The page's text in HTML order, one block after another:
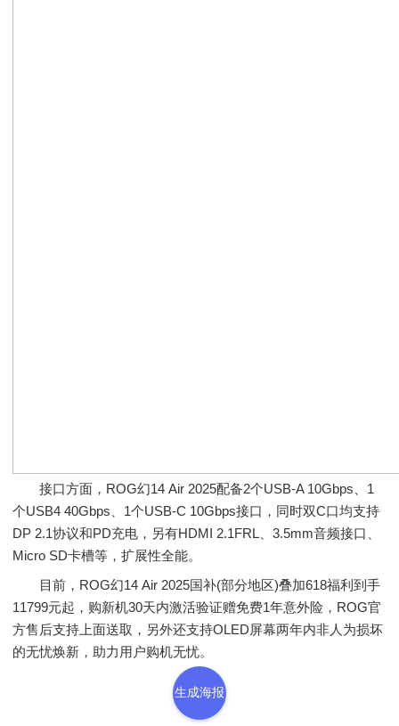
接口方面，ROG幻14 Air 2025配备2个USB-A 10Gbps、1
个USB4 40Gbps、1个USB-C 10Gbps接口，同时双C口均支持
DP 2.1协议和PD充电，另有HDMI 2.1FRL、3.5mm音频接口、
Micro SD卡槽等，扩展性全能。
目前，ROG幻14 Air 2025国补(部分地区)叠加618福利到手
11799元起，购新机30天内激活验证赠免费1年意外险，ROG官
方售后支持上面送取，另外还支持OLED屏幕两年内非人为损坏
的无忧焕新，助力用户购机无忧。
生成海报